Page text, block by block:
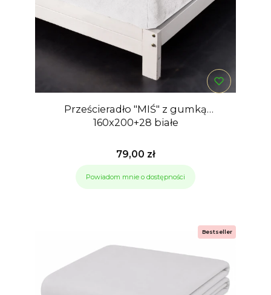
Prześcieradło "MIŚ" z gumką
160x200+28 białe
Cena
79,00 zł
Powiadom mnie o dostępności
Bestseller